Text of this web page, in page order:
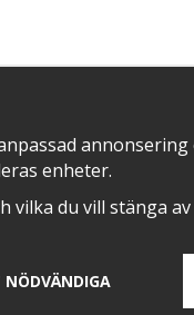
enheter.
vilka du vill stänga
NÖDVÄNDIGA